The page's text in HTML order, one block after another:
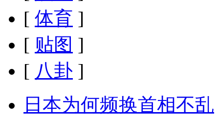
[ 体育 ]
[ 贴图 ]
[ 八卦 ]
日本为何频换首相不乱